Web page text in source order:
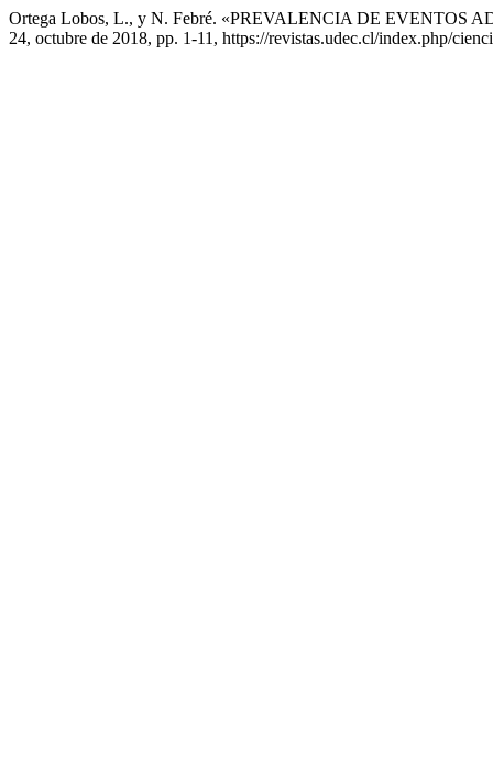
Ortega Lobos, L., y N. Febré. «PREVALENCIA DE EVENTOS
24, octubre de 2018, pp. 1-11, https://revistas.udec.cl/index.php/